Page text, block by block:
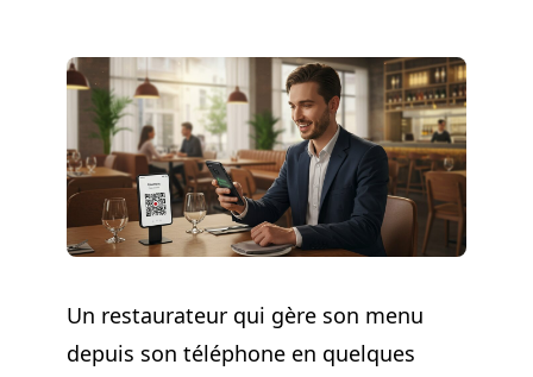
Un restaurateur qui gère son menu
depuis son téléphone en quelques